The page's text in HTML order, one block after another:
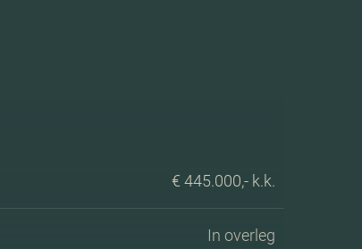
€ 445.000,- k.k.
In overleg